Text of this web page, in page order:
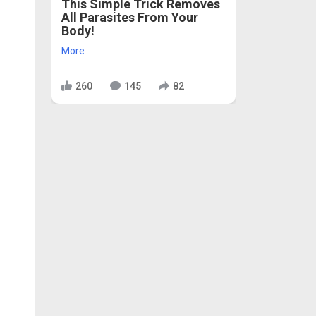
This Simple Trick Removes
All Parasites From Your
Body!
More
260 145 82